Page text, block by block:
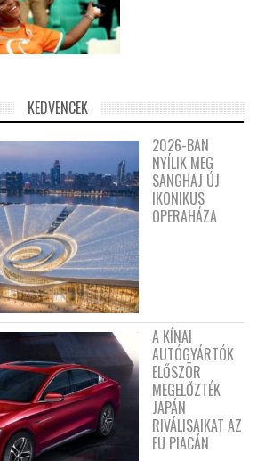
KEDVENCEK
2026-BAN
NYÍLIK MEG
SANGHAJ ÚJ
IKONIKUS
OPERAHÁZA
A KÍNAI
AUTÓGYÁRTÓK
ELŐSZÖR
MEGELŐZTÉK
JAPÁN
RIVÁLISAIKAT AZ
EU PIACÁN